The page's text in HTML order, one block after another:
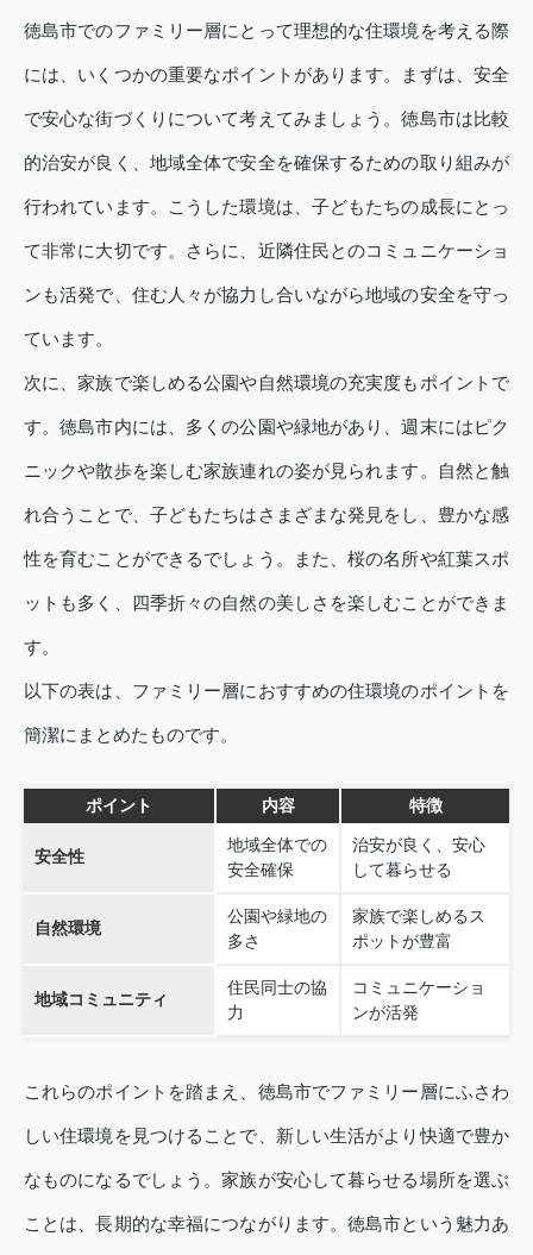
徳島市でのファミリー層にとって理想的な住環境を考える際
には、いくつかの重要なポイントがあります。まずは、安全
で安心な街づくりについて考えてみましょう。徳島市は比較
的治安が良く、地域全体で安全を確保するための取り組みが
行われています。こうした環境は、子どもたちの成長にとっ
て非常に大切です。さらに、近隣住民とのコミュニケーショ
ンも活発で、住む人々が協力し合いながら地域の安全を守っ
ています。
次に、家族で楽しめる公園や自然環境の充実度もポイントで
す。徳島市内には、多くの公園や緑地があり、週末にはピク
ニックや散歩を楽しむ家族連れの姿が見られます。自然と触
れ合うことで、子どもたちはさまざまな発見をし、豊かな感
性を育むことができるでしょう。また、桜の名所や紅葉スポ
ットも多く、四季折々の自然の美しさを楽しむことができま
す。
以下の表は、ファミリー層におすすめの住環境のポイントを
簡潔にまとめたものです。
ポイント 内容 特徴
安全性
地域全体での
安全確保
治安が良く、安心
して暮らせる
自然環境
公園や緑地の
多さ
家族で楽しめるス
ポットが豊富
地域コミュニティ
住民同士の協
力
コミュニケーショ
ンが活発
これらのポイントを踏まえ、徳島市でファミリー層にふさわ
しい住環境を見つけることで、新しい生活がより快適で豊か
なものになるでしょう。家族が安心して暮らせる場所を選ぶ
ことは、長期的な幸福につながります。徳島市という魅力あ